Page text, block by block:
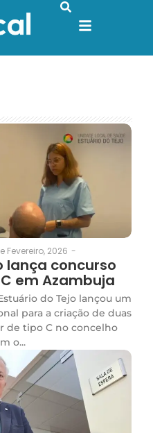
Fevereiro, 2026 -
lança concurso
em Azambuja
do Tejo lançou um
para a criação de duas
de tipo C no concelho
o...